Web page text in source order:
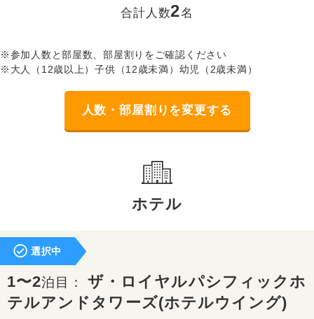
合計人数2名
※参加人数と部屋数、部屋割りをご確認ください
※大人（12歳以上）子供（12歳未満）幼児（2歳未満）
人数・部屋割りを変更する
ホテル
選択中
1〜2泊目：ザ・ロイヤルパシフィックホ
テルアンドタワーズ(ホテルウイング)